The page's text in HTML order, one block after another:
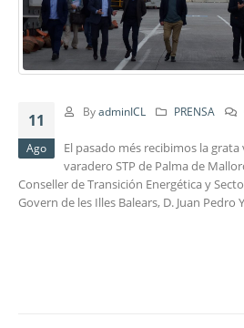
11
Ago
By adminICL PRENSA
El pasado més recibimos la
varadero STP de Palma de
Conseller de Transición Energética y
Govern de les Illes Balears, D. Juan Pedro